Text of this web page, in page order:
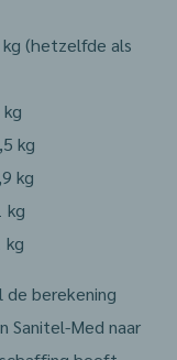
als
berekening
Sanitel-Med naar